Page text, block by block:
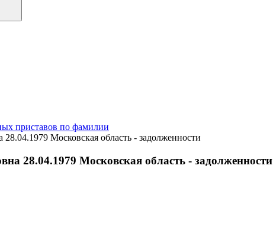
приставов по фамилии
Московская область - задолженности
28.04.1979 Московская область - задолженности